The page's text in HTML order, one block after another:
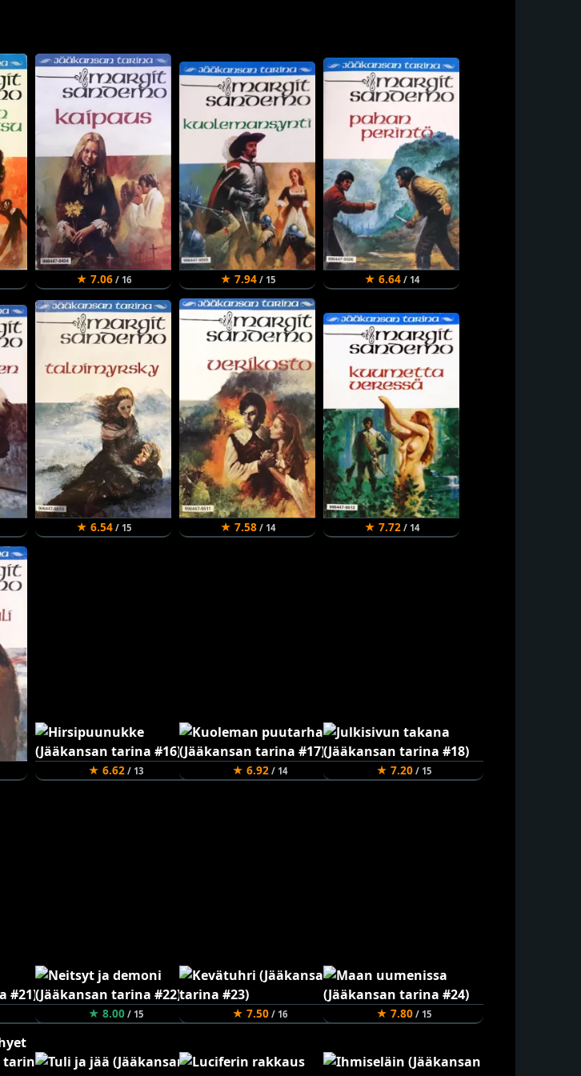
★ 7.06/ 16 ★ 7.94/ 15 ★ 6.64/ 14
★ 6.54/ 15 ★ 7.58/ 14 ★ 7.72/ 14
★ 6.62/ 13 ★ 6.92/ 14 ★ 7.20/ 15
★ 8.00/ 15 ★ 7.50/ 16 ★ 7.80/ 15